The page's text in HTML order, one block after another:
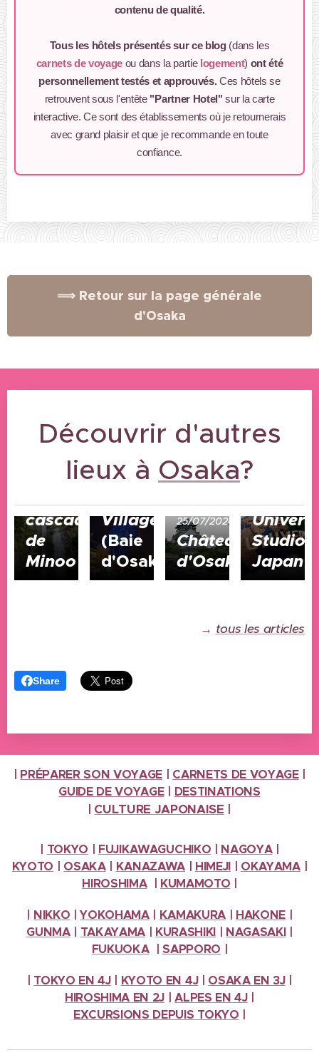
contenu de qualité.
Tous les hôtels présentés sur ce blog(dans les
carnets de voyage ou dans la partie logement) ont été
personnellement testés et approuvés.Ces hôtels se
retrouvent sous l'entête "Partner Hotel" sur la carte
interactive. Ce sont des établissements où je retournerais
avec grand plaisir et que je recommande en toute
confiance.
⟹ Retour sur la page générale
d'Osaka
Découvrir d'autres
lieux à Osaka?
21/10/2025
cascade
de
Minoo
25/07/2024
Tempozan
Village
(Baie
d'Osaka)
25/07/2024
Château
d'Osaka
Studios
Japan
→ tous les articles
Share
PRÉPARER SON VOYAGE CARNETS DE VOYAGE|
GUIDE DE VOYAGE| DESTINATIONS
CULTURE JAPONAISE |
TOKYO FUJIKAWAGUCHIKO NAGOYA|
KYOTO
OSAKA| KANAZAWA HIMEJI OKAYAMA|
HIROSHIMA| KUMAMOTO
NIKKO |YOKOHAMA| KAMAKURA HAKONE
GUNMA| TAKAYAMA| KURASHIKI NAGASAKI|
FUKUOKA|SAPPORO
TOKYO EN 4J KYOTO EN 4J OSAKA EN 3J
HIROSHIMA EN 2J
|ALPES EN 4J
EXCURSIONS DEPUIS TOKYO